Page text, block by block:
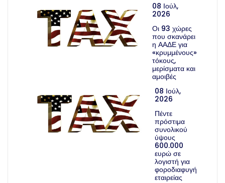
08 Ιούλ,
2026
Οι 93 χώρες
που σκανάρει
η ΑΑΔΕ για
«κρυμμένους»
τόκους,
μερίσματα και
αμοιβές
08 Ιούλ,
2026
Πέντε
πρόστιμα
συνολικού
ύψους
600.000
ευρώ σε
λογιστή για
φοροδιαφυγή
εταιρείας